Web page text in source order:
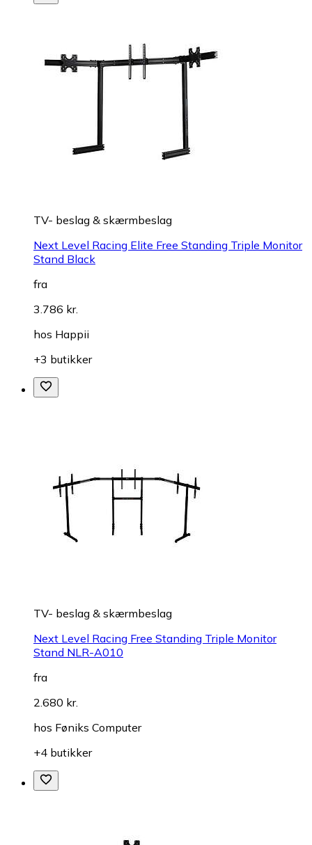
TV- beslag & skærmbeslag
Next Level Racing Elite Free Standing Triple Monitor
Stand Black
fra
3.786 kr.
hos Happii
+3 butikker
TV- beslag & skærmbeslag
Next Level Racing Free Standing Triple Monitor
Stand NLR-A010
fra
2.680 kr.
hos Føniks Computer
+4 butikker